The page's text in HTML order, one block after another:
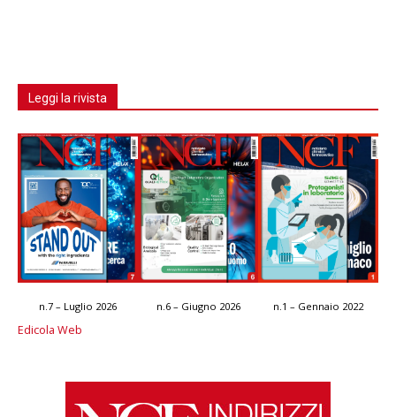
Leggi la rivista
n.7 – Luglio 2026 n.6 – Giugno 2026 n.1 – Gennaio 2022
Edicola Web